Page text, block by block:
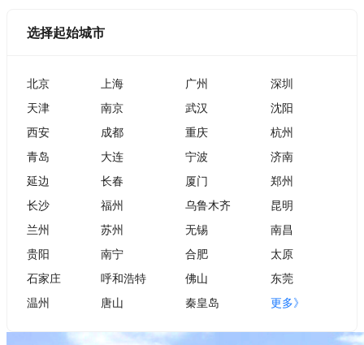
选择起始城市
北京 上海 广州
深圳
天津
南京 武汉
沈阳
西安
成都 重庆
杭州
青岛
大连 宁波
济南
延边
长春 厦门
郑州
长沙
福州 乌鲁木齐
昆明
兰州
苏州 无锡
南昌
贵阳
南宁 合肥
太原
石家庄
呼和浩特 佛山
东莞
温州
唐山 秦皇岛 更多》